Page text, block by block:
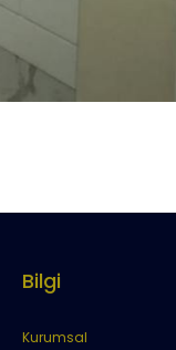
Bilgi
Kurumsal